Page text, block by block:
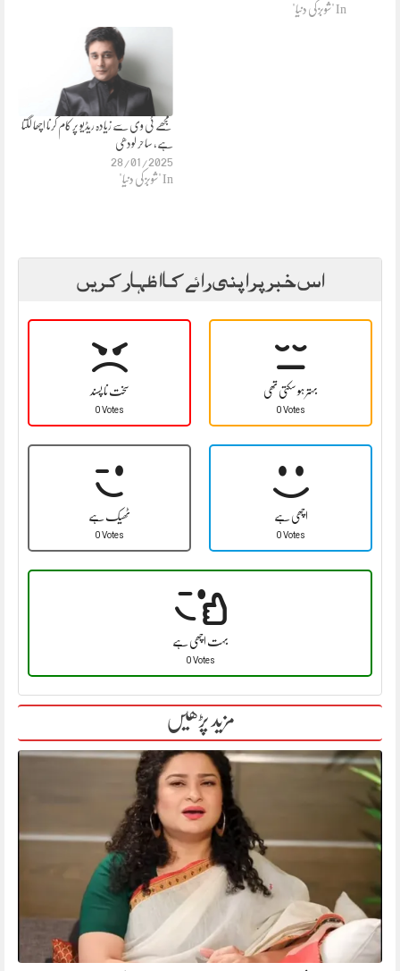
In "شوبز کی دنیا"
مجھے ٹی وی سے زیادہ ریڈیو پر کام کرنا اچھا لگتا
ہے، ساحر لودھی
28/01/2025
In "شوبز کی دنیا"
اس خبر پر اپنی رائے کا اظہار کریں
سخت نا پسند
0 Votes
بہتر ہو سکتی تھی
0 Votes
ٹھیک ہے
0 Votes
اچھی ہے
0 Votes
بہت اچھی ہے
0 Votes
مزید پڑھیں